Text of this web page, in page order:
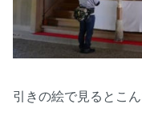
引きの絵で見るとこ